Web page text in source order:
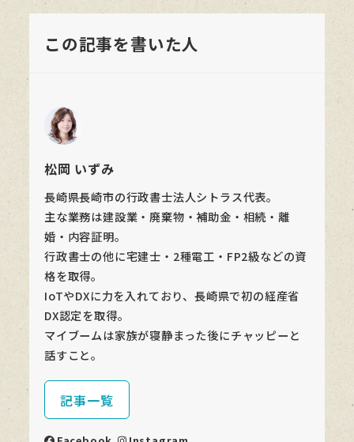
この記事を書いた人
松岡 いずみ
長崎県長崎市の行政書士法人シトラス代表。
主な業務は建設業・廃棄物・補助金・相続・離
婚・内容証明。
行政書士の他に宅建士・2種電工・FP2級などの資
格を取得。
IoTやDXに力を入れており、長崎県で初の経産省
DX認定を取得。
マイブームは家族が寝静まった後にチャッピーと
話すこと。
記事一覧